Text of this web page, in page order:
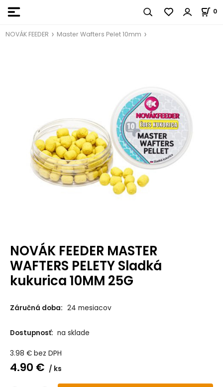
0
NOVÁK FEEDER Master Wafters Pelet 10mm
NOVÁK FEEDER MASTER
WAFTERS PELETY Sladká
kukurica 10MM 25G
Záručná doba: 24 mesiacov
Dostupnosť: na sklade
3.98 € bez DPH
4.90 € ks